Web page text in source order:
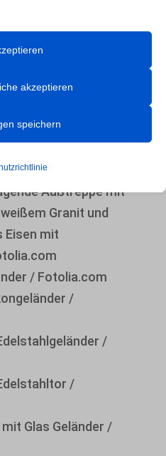
Treppenaufgänge
/ Fotolia.com
Außtreppe mit
Granit und
Eisen mit
/ Fotolia.com
/
/
/
Glas Geländer /
klicken.
bestimmter Arten von Cookies
ermöglichen grundlegende
Funktionieren der
und Dienste erfordern keine
der DSGVO.
mit unserer Website
akzeptieren
speichern